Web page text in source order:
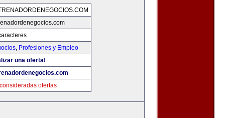
, Profesiones y Empleo
una oferta!
ofertas